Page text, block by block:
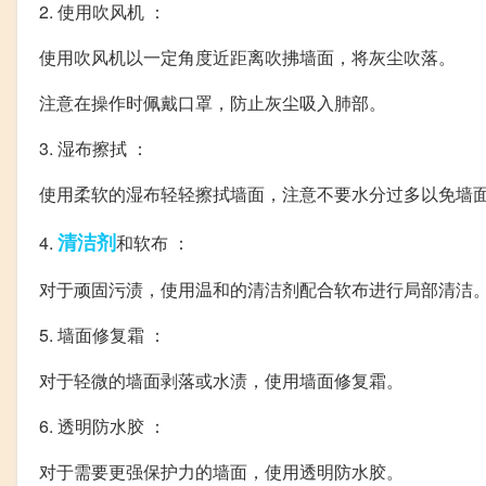
2. 使用吹风机 ：
使用吹风机以一定角度近距离吹拂墙面，将灰尘吹落。
注意在操作时佩戴口罩，防止灰尘吸入肺部。
3. 湿布擦拭 ：
使用柔软的湿布轻轻擦拭墙面，注意不要水分过多以免墙面
4. 清洁剂和软布 ：
对于顽固污渍，使用温和的清洁剂配合软布进行局部清洁。
5. 墙面修复霜 ：
对于轻微的墙面剥落或水渍，使用墙面修复霜。
6. 透明防水胶 ：
对于需要更强保护力的墙面，使用透明防水胶。